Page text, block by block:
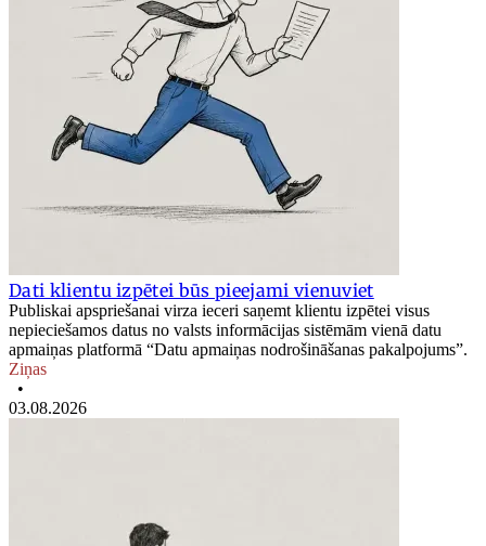
Dati klientu izpētei būs pieejami vienuviet
Publiskai apspriešanai virza ieceri saņemt klientu izpētei visus
nepieciešamos datus no valsts informācijas sistēmām vienā datu
apmaiņas platformā “Datu apmaiņas nodrošināšanas pakalpojums”.
Ziņas
•
03.08.2026